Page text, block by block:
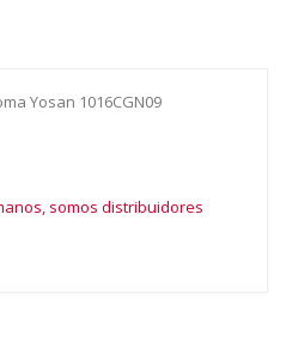
Yosan 1016CGN09
somos distribuidores